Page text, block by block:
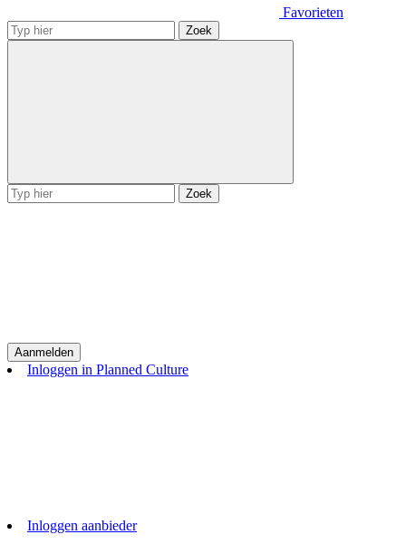
Favorieten
Zoek
Zoek
Aanmelden
Inloggen in Planned Culture
Inloggen aanbieder